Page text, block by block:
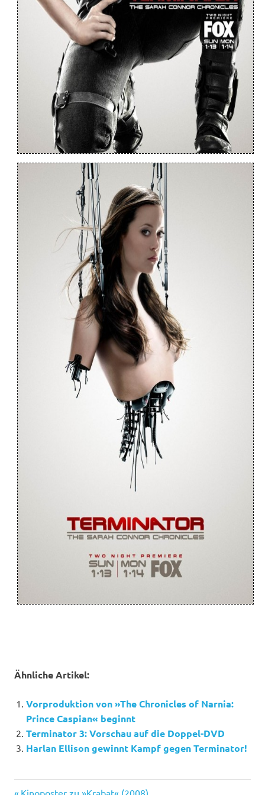
Ähnliche Artikel:
Vorproduktion von »The Chronicles of Narnia:
Prince Caspian« beginnt
Terminator 3: Vorschau auf die Doppel-DVD
Harlan Ellison gewinnt Kampf gegen Terminator!
Vorheriger
Kinoposter zu »Krabat« (2008)